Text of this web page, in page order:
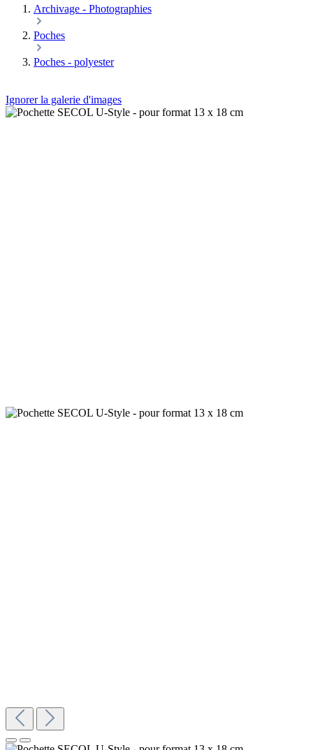
Archivage - Photographies
Poches
Poches - polyester
Ignorer la galerie d'images